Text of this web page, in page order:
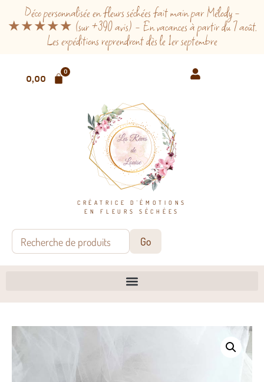
Déco personnalisée en fleurs séchées fait main par Mélody -
★★★★★ (sur +390 avis) - En vacances à partir du 7 août.
Les expéditions reprendront dès le 1er septembre
CRÉATRICE D'ÉMOTIONS
EN FLEURS SÉCHÉES
0,00
0